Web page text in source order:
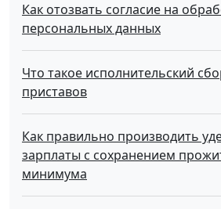
Как отозвать согласие на
персональных данных
Что такое исполнительский
приставов
Как правильно производить
зарплаты с сохранением
минимума